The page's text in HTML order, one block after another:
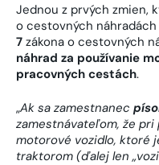
Jednou z prvých zmien,
o cestovných
7 zákona o cestovných
náhrad za používanie
pracovných cestách.
„Ak sa zamestnanec
zamestnávateľom, že
motorové vozidlo, ktoré
traktorom (ďalej len